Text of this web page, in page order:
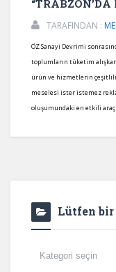
TARAFINDAN :
ÖZ Sanayi Devrimi
toplumların tüketim
ürün ve hizmetlerin
meselesi ister istemez
oluşumundaki en etkili
Lütfen bir
Lütfen